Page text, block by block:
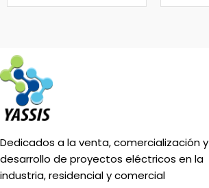
Dedicados a la venta, comercialización y
desarrollo de proyectos eléctricos en la
industria, residencial y comercial